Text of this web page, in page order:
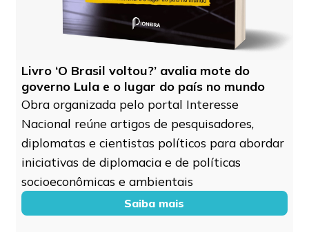
Livro ‘O Brasil voltou?’ avalia mote do
governo Lula e o lugar do país no mundo
Obra organizada pelo portal Interesse
Nacional reúne artigos de pesquisadores,
diplomatas e cientistas políticos para abordar
iniciativas de diplomacia e de políticas
socioeconômicas e ambientais
Saiba mais